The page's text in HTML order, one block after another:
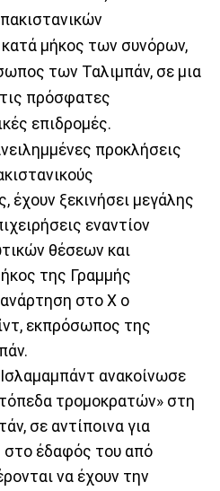
μήκος των συνόρων,
των Ταλιμπάν, σε μια
πρόσφατες
επιδρομές.
προκλήσεις
έχουν ξεκινήσει μεγάλης
εναντίον
θέσεων και
της Γραμμής
στο X ο
εκπρόσωπος της
ανακοίνωσε
τρομοκρατών» στη
σε αντίποινα για
στο έδαφός του από
να έχουν την